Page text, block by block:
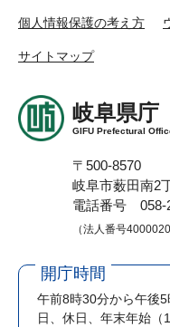
個人情報保護の考え方
サイトマップ
岐阜県庁
GIFU Prefectural
〒500-8570
岐阜市薮田南2
電話番号 058-
（法人番号
開庁時間
午前8時30分から午後
日、休日、年末年始（